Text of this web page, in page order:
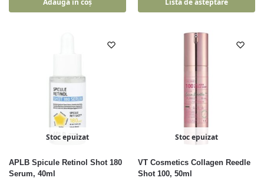
Adaugă în coș Lista de asteptare
Stoc epuizat
APLB Spicule Retinol Shot 180
Serum, 40ml
Stoc epuizat
VT Cosmetics Collagen Reedle
Shot 100, 50ml